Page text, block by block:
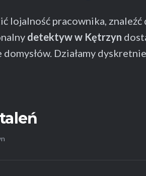
lojalność pracownika,
detektyw w Kętrzyn
domysłów. Działamy